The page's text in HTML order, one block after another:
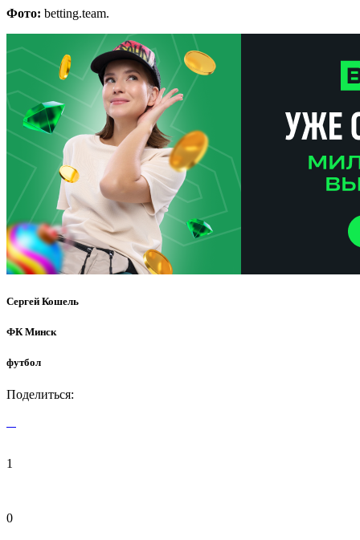
Фото: betting.team.
Сергей Кошель
ФК Минск
футбол
Поделиться:
1
0